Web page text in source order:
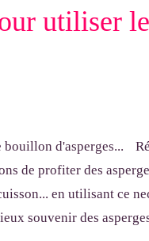
utiliser
de profiter des
en utilisant ce
souvenir des